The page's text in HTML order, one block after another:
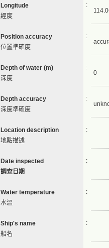
Longitude
經度
:
Position accuracy
位置準確度
:
Depth of water (m)
深度
:
0
Depth accuracy
深度準確度
:
Location description
地點描述
:
Date inspected
調查日期
:
Water temperature
水溫
:
Ship's name
船名
: